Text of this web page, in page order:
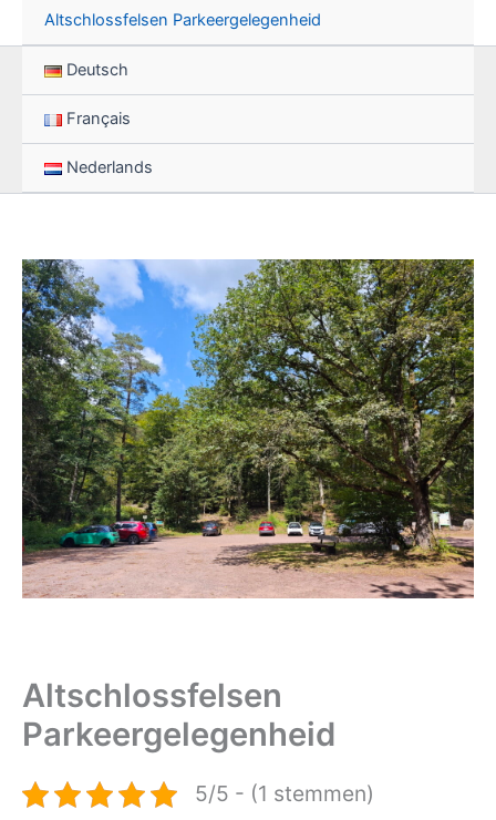
Altschlossfelsen Parkeergelegenheid
Deutsch
Français
Nederlands
Altschlossfelsen
Parkeergelegenheid
5/5 - (1 stemmen)